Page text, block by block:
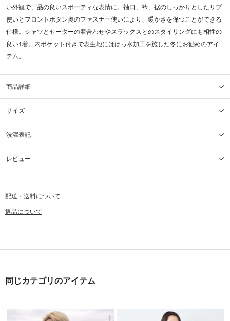
い外観で、品の良いスポーティな表情に。袖口、衿、裾のしっかりとしたリブ
使いとフロントボタン奥のファスナー使いにより、暖かさを保つことができる
仕様。シャツとセーターの着合わせやスラックスとのスタイリングにも相性の
良い1着。内ポケット付きで表生地にははっ水加工を施した冬にお勧めのアイ
テム。
商品詳細
サイズ
洗濯表記
レビュー
配送・送料について
返品について
同じカテゴリのアイテム